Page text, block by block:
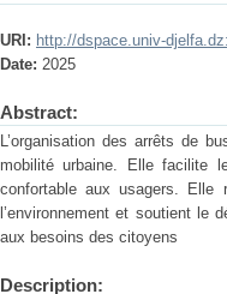
URI: http://dspace.univ-
Date: 2025
Abstract:
L’organisation des arrêts de
mobilité urbaine. Elle facilite
confortable aux usagers. Elle
l’environnement et soutient le
aux besoins des citoyens
Description: